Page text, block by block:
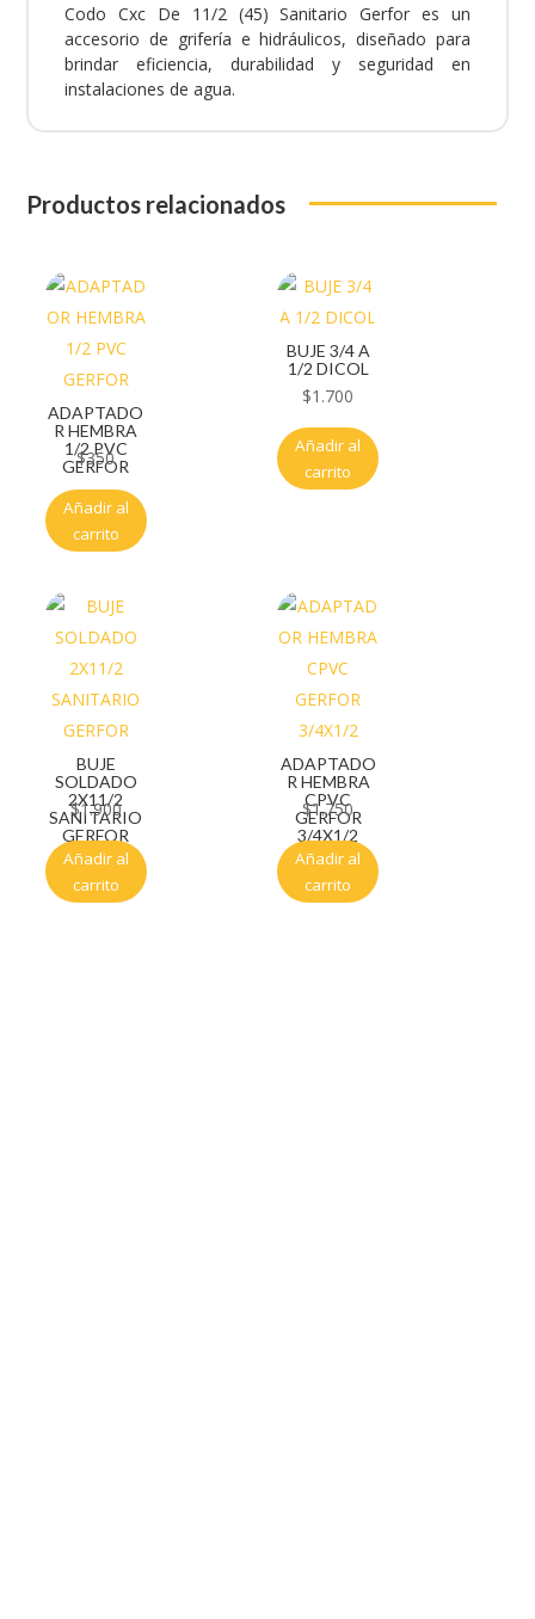
Codo Cxc De 11/2 (45) Sanitario Gerfor es un
accesorio de grifería e hidráulicos, diseñado para
brindar eficiencia, durabilidad y seguridad en
instalaciones de agua.
Productos relacionados
ADAPTADO
R HEMBRA
1/2 PVC
GERFOR
$350
Añadir al
carrito
BUJE 3/4 A
1/2 DICOL
$1.700
Añadir al
carrito
BUJE
SOLDADO
2X11/2
SANITARIO
GERFOR
$1.900
Añadir al
carrito
ADAPTADO
R HEMBRA
CPVC
GERFOR
3/4X1/2
$1.750
Añadir al
carrito